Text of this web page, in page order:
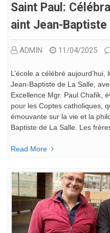
Saint Paul:
Aint Jean-Baptiste
ADMIN 11/04/2025
L’école a célébré
Jean-Baptiste de La Salle,
Excellence Mgr. Paul Chafik,
pour les Coptes catholiques,
émouvante sur la vie et la
Baptiste de La Salle. Les
Read More